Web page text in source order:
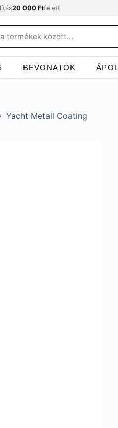
20 000 Ftfelett
BEVONATOK
Yacht Metall Coating